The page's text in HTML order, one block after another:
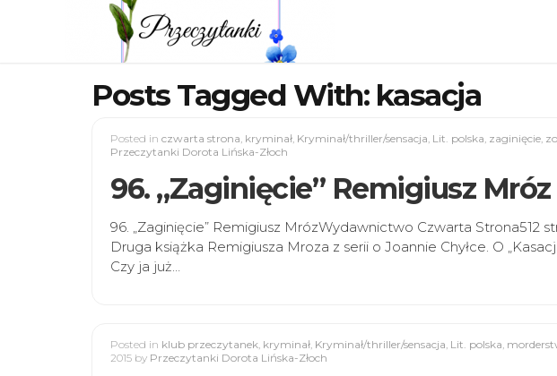
Posts Tagged With: kasacja
Posted in czwarta strona, kryminał, Kryminał/thriller/sensacja, Lit. polska, zaginięcie,
Przeczytanki Dorota Lińska-Złoch
96. „Zaginięcie” Remigiusz Mróz
96. „Zaginięcie” Remigiusz MrózWydawnictwo Czwarta Strona512
Druga książka Remigiusza Mroza z serii o Joannie Chyłce. O
Czy ja już…
Posted in klub przeczytanek, kryminał, Kryminał/thriller/sensacja, Lit. polska,
2015 by Przeczytanki Dorota Lińska-Złoch